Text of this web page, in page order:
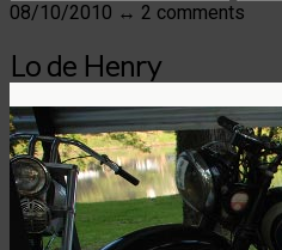
08/10/2010 ↔ 2 comments
Lo de Henry